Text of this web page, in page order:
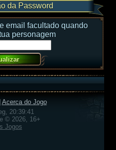
da Password
email facultado quando
personagem
Acerca do Jogo
20:39:41
© 2026, 16+
Jogos